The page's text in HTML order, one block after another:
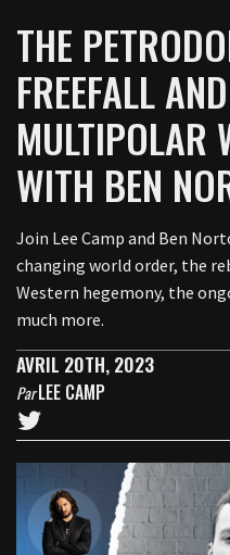
THE
FREEFALL
MULTIPOLAR
WITH BEN
Join Lee Camp and Ben
changing world order, the
Western hegemony, the
much more.
AVRIL 20TH, 2023
ParLEE CAMP